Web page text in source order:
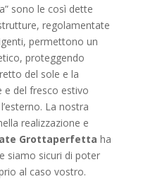
sono le così dette
regolamentate
permettono un
proteggendo
del sole e la
e del fresco estivo
La nostra
realizzazione e
Grottaperfetta ha
siamo sicuri di poter
al caso vostro.